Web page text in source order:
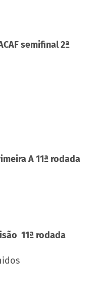
semifinal 2ª
A 11ª rodada
11ª rodada